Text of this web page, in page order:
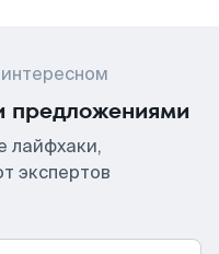
предложениями
лайфхаки,
экспертов